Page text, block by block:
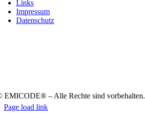
Links
Impres­sum
Daten­schutz
EMICODE® – Alle Rech­te sind vor­be­hal­ten.
Page load link